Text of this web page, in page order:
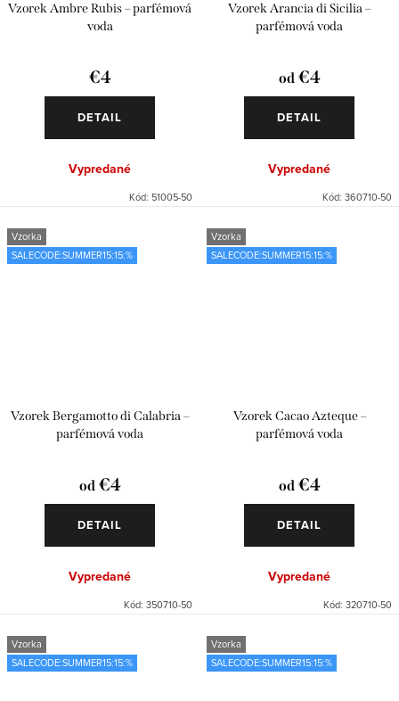
Vzorek Ambre Rubis – parfémová
voda
€4
DETAIL
Vypredané
Kód: 51005-50
Vzorek Arancia di Sicilia –
parfémová voda
od€4
DETAIL
Vypredané
Kód: 360710-50
Vzorka
SALECODE:SUMMER15:15:%
Vzorek Bergamotto di Calabria –
parfémová voda
od €4
DETAIL
Vypredané
Kód: 350710-50
Vzorka
SALECODE:SUMMER15:15:%
Vzorek Cacao Azteque –
parfémová voda
od €4
DETAIL
Vypredané
Kód: 320710-50
Vzorka
SALECODE:SUMMER15:15:%
Vzorka
SALECODE:SUMMER15:15:%